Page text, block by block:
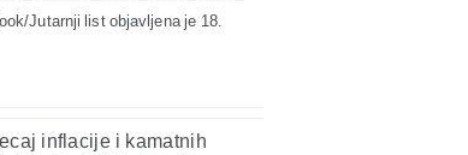
Jutarnji list objavljena je 18.
inflacije i kamatnih